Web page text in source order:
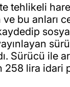
tehlikeli
bu anları
Sürücü ile
lira idari